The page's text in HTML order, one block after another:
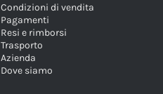
Condizioni di vendita
Pagamenti
Resi e rimborsi
Trasporto
Azienda
Dove siamo